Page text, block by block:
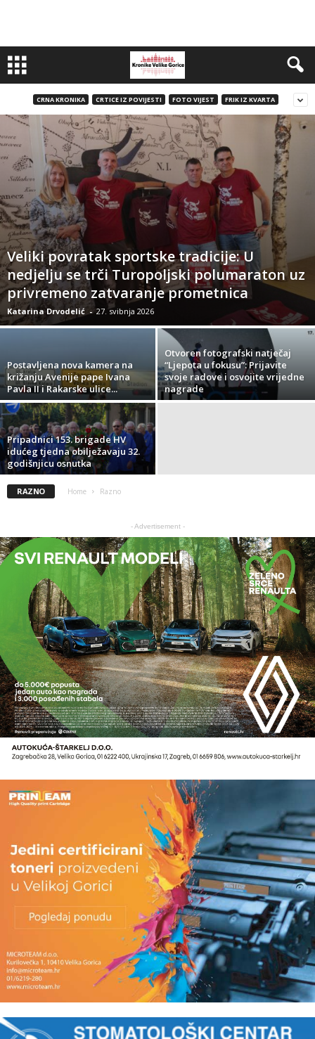
CRNA KRONIKA CRTICE IZ POVIJESTI FOTO VIJEST FRIK IZ KVARTA
Veliki povratak sportske tradicije: U
nedjelju se trči Turopoljski polumaraton uz
privremeno zatvaranje prometnica
Katarina Drvodelić - 27. svibnja 2026
Postavljena nova kamera na
križanju Avenije pape Ivana
Pavla II i Rakarske ulice...
Otvoren fotografski natječaj
“Ljepota u fokusu”: Prijavite
svoje radove i osvojite vrijedne
nagrade
Pripadnici 153. brigade HV
idućeg tjedna obilježavaju 32.
godišnjicu osnutka
RAZNO Home Razno
- Advertisement -